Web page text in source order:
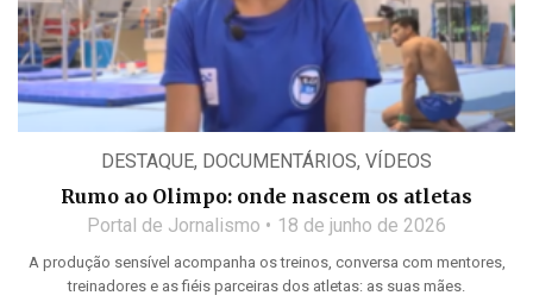
DESTAQUE, DOCUMENTÁRIOS, VÍDEOS
Rumo ao Olimpo: onde nascem os atletas
Portal de Jornalismo 18 de junho de 2026
A produção sensível acompanha os treinos, conversa com mentores,
treinadores e as fiéis parceiras dos atletas: as suas mães.